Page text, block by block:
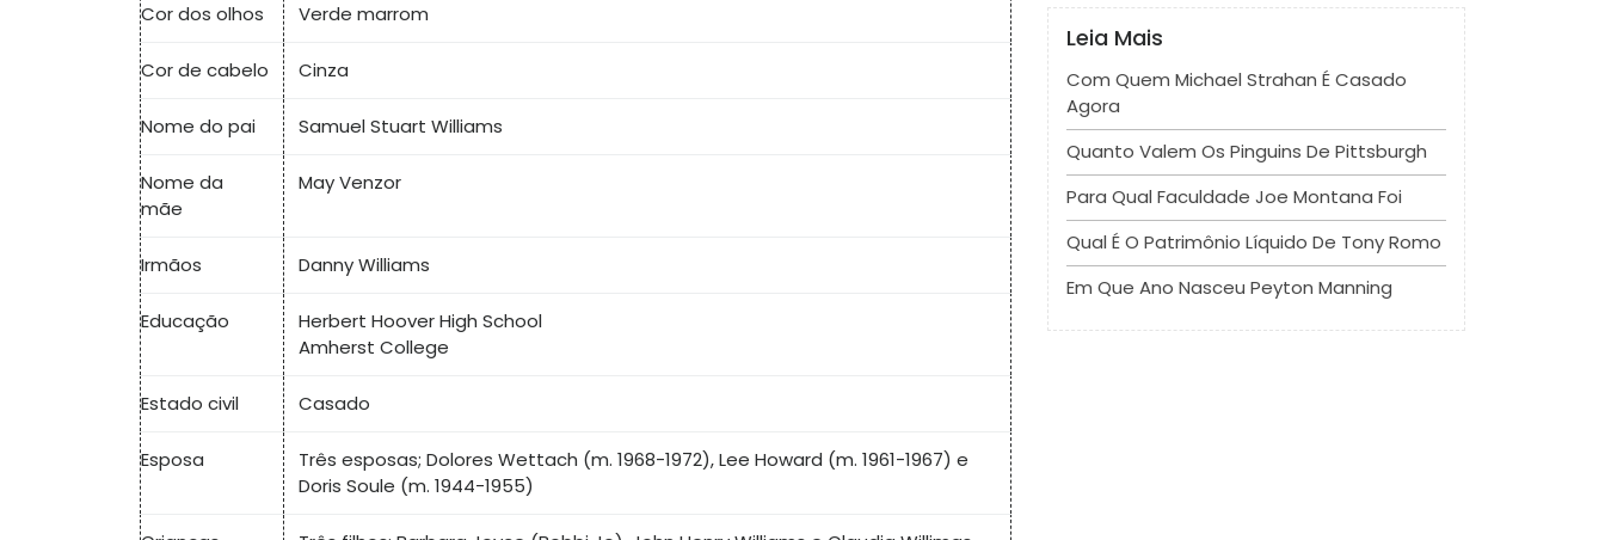
Cor dos olhos Verde marrom
Cor de cabelo Cinza
Nome do pai Samuel Stuart Williams
Nome da
mãe
May Venzor
Irmãos Danny Williams
Educação
Herbert Hoover High School
Amherst College
Estado civil Casado
Esposa
Três esposas; Dolores Wettach (m. 1968-1972), Lee Howard (m. 1961-1967) e
Doris Soule (m. 1944-1955)
Leia Mais
Com Quem Michael Strahan É Casado
Agora
Quanto Valem Os Pinguins De Pittsburgh
Para Qual Faculdade Joe Montana Foi
Qual É O Patrimônio Líquido De Tony Romo
Em Que Ano Nasceu Peyton Manning